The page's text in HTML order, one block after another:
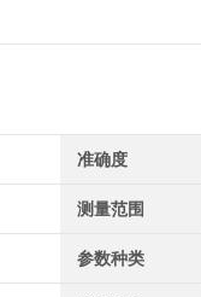
准确度
测量范围
参数种类